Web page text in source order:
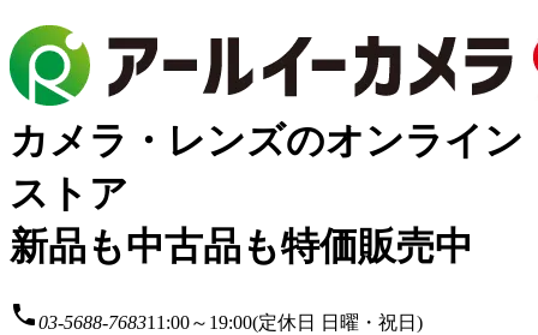
カメラ・レンズのオンライン
ストア
新品も中古品も特価販売中
local_phone03-5688-768311:00～19:00(定休日 日曜・祝日)